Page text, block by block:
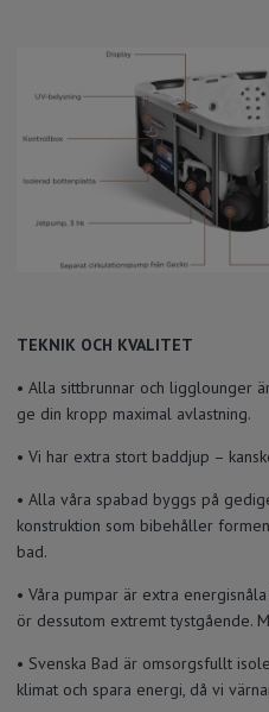
TEKNIK OCH KVALITET
• Alla sittbrunnar och ligglounger
ge din kropp maximal avlastning.
• Vi har extra stort baddjup –
• Alla våra spabad byggs på
konstruktion som bibehåller
bad.
• Våra pumpar är extra
ör dessutom extremt tystgående.
• Svenska Bad är omsorgsfullt
klimat och spara energi, då vi